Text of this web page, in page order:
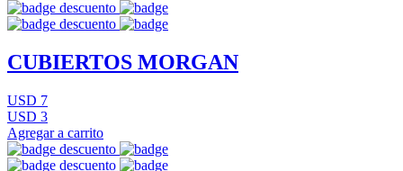
CUBIERTOS MORGAN
USD 7
USD 3
Agregar a carrito